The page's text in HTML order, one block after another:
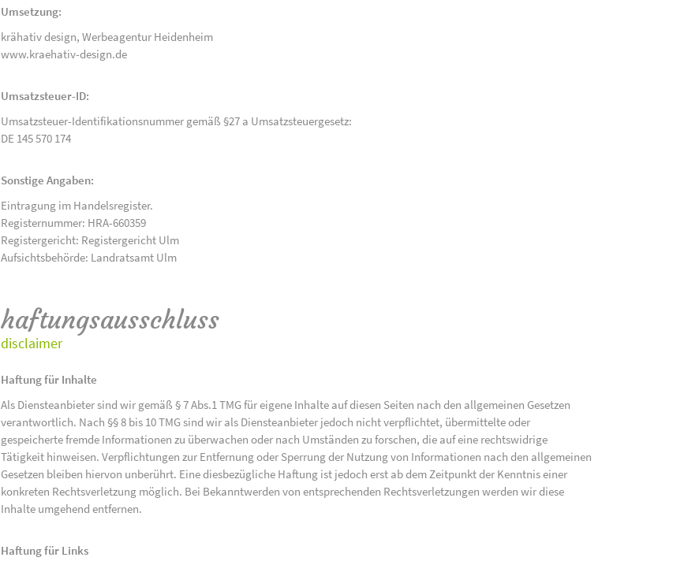
Umsetzung:
krähativ design, Werbeagentur Heidenheim
www.kraehativ-design.de
Umsatzsteuer-ID:
Umsatzsteuer-Identifikationsnummer gemäß §27 a Umsatzsteuergesetz:
DE 145 570 174
Sonstige Angaben:
Eintragung im Handelsregister.
Registernummer: HRA-660359
Registergericht: Registergericht Ulm
Aufsichtsbehörde: Landratsamt Ulm
haftungsausschluss
disclaimer
Haftung für Inhalte
Als Diensteanbieter sind wir gemäß § 7 Abs.1 TMG für eigene Inhalte auf diesen Seiten nach den allgemeinen Gesetzen
verantwortlich. Nach §§ 8 bis 10 TMG sind wir als Diensteanbieter jedoch nicht verpflichtet, übermittelte oder
gespeicherte fremde Informationen zu überwachen oder nach Umständen zu forschen, die auf eine rechtswidrige
Tätigkeit hinweisen. Verpflichtungen zur Entfernung oder Sperrung der Nutzung von Informationen nach den allgemeinen
Gesetzen bleiben hiervon unberührt. Eine diesbezügliche Haftung ist jedoch erst ab dem Zeitpunkt der Kenntnis einer
konkreten Rechtsverletzung möglich. Bei Bekanntwerden von entsprechenden Rechtsverletzungen werden wir diese
Inhalte umgehend entfernen.
Haftung für Links